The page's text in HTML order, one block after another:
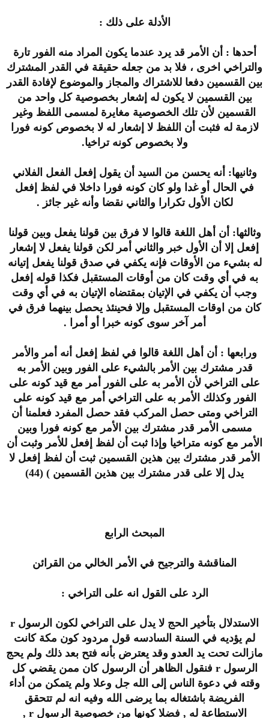
الأدلة على ذلك :
أحدها : أن الأمر قد يرد عندما يكون المراد منه الفور تارة
والتراخي اخرى ، فلا بد من جعله حقيقة في القدر المشترك
بين القسمين دفعا للاشتراك والمجاز والموضوع لإفادة القدر
بين القسمين لا يكون له إشعار بخصوصية كل واحد من
القسمين لأن تلك الخصوصية مغايرة لمسمى اللفظ وغير
لازمة له فثبت أن اللفظ لا إشعار له لا بخصوص كونه فورا
ولا بخصوص كونه تراخيا.
وثانيها: أنه يحسن من السيد أن يقول إفعل الفعل الفلاني
في الحال أو غدا ولو كان كونه فورا داخلا في لفظ إفعل
لكان الأول تكرارا والثاني نقضا وأنه غير جائز .
وثالثها: أن أهل اللغة قالوا لا فرق بين قولنا يفعل وبين قولنا
إفعل إلا أن الأول خبر والثاني أمر لكن قولنا يفعل لا إشعار
له بشيء من الأوقات فإنه يكفي في صدق قولنا يفعل إتيانه
به في أي وقت كان من أوقات المستقبل فكذا قوله إفعل
وجب أن يكفي في الإتيان بمقتضاه الإتيان به في أي وقت
كان من اوقات المستقبل وإلا فحينئذ يحصل بينهما فرق في
أمر آخر سوى كونه خبرا أو أمرا .
ورابعها : أن أهل اللغة قالوا في لفظ إفعل أنه أمر والأمر
قدر مشترك بين الأمر بالشيء على الفور وبين الأمر به
على التراخي لأن الأمر به على الفور أمر مع قيد كونه على
الفور وكذلك الأمر به على التراخي أمر مع قيد كونه على
التراخي ومتى حصل المركب فقد حصل المفرد فعلمنا أن
مسمى الأمر قدر مشترك بين الأمر مع كونه فورا وبين
الأمر مع كونه متراخيا وإذا ثبت أن لفظ إفعل للأمر وثبت أن
الأمر قدر مشترك بين هذين القسمين ثبت أن لفظ إفعل لا
يدل إلا على قدر مشترك بين هذين القسمين ) (44)
المبحث الرابع
المناقشة والترجيح في الأمر الخالي من القرائن
الرد على القول انه على التراخي :
الاستدلال بتأخير الحج لا يدل على التراخي لكون الرسول r
لم يؤديه في السنة السادسه قول مردود كون مكة كانت
مازالت تحت يد العدو وقد يعترض بأنه فتح بعد ذلك ولم يحج
الرسول r فنقول الظاهر أن الرسول كان ممن يقضي كل
وقته في دعوة الناس إلى الله جل وعلا ولم يتمكن من أداء
الفريضة باشتغاله بما يرضى الله وفيه انه لم تتحقق
الاستطاعة له , فضلا كونها من خصوصية الرسول r ,